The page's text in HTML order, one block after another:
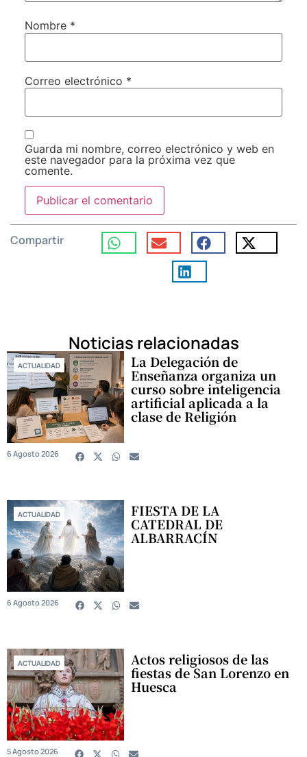
Nombre *
Correo electrónico *
Guarda mi nombre, correo electrónico y web en
este navegador para la próxima vez que
comente.
Compartir
Noticias relacionadas
ACTUALIDAD La Delegación de
Enseñanza organiza un
curso sobre inteligencia
artificial aplicada a la
clase de Religión
6 Agosto 2026
ACTUALIDAD FIESTA DE LA
CATEDRAL DE
ALBARRACÍN
6 Agosto 2026
ACTUALIDAD Actos religiosos de las
fiestas de San Lorenzo en
Huesca
5 Agosto 2026